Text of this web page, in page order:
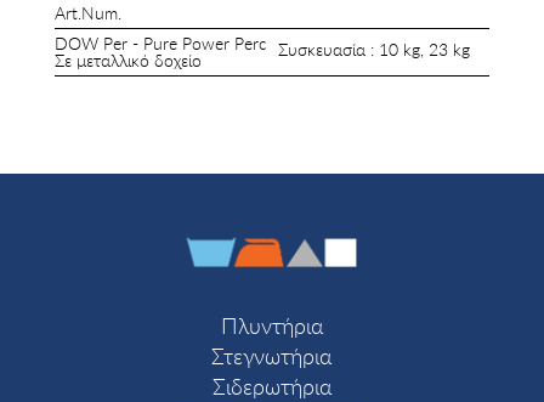
Art.Num.
DOW Per - Pure Power Perc
Σε μεταλλικό δοχείο
Συσκευασία : 10 kg, 23 kg
Πλυντήρια
Στεγνωτήρια
Σιδερωτήρια